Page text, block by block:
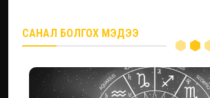
САНАЛ БОЛГОХ МЭДЭЭ